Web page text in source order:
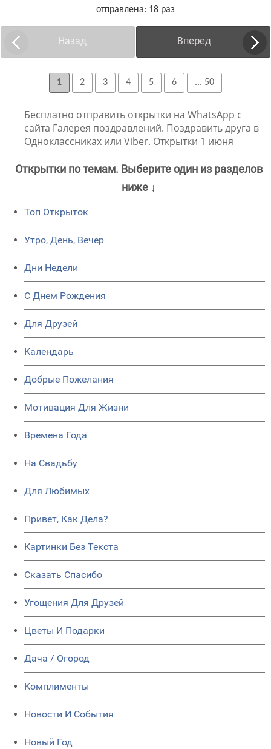
отправлена: 18 раз
Назад Вперед
1 2 3 4 5 6 ... 50
Бесплатно отправить открытки на WhatsApp с
сайта Галерея поздравлений. Поздравить друга в
Одноклассниках или Viber. Открытки 1 июня
Открытки по темам. Выберите один из разделов
ниже ↓
Топ Открыток
Утро, День, Вечер
Дни Недели
C Днем Рождения
Для Друзей
Календарь
Добрые Пожелания
Мотивация Для Жизни
Времена Года
На Свадьбу
Для Любимых
Привет, Как Дела?
Картинки Без Текста
Сказать Спасибо
Угощения Для Друзей
Цветы И Подарки
Дача / Огород
Комплименты
Новости И События
Новый Год